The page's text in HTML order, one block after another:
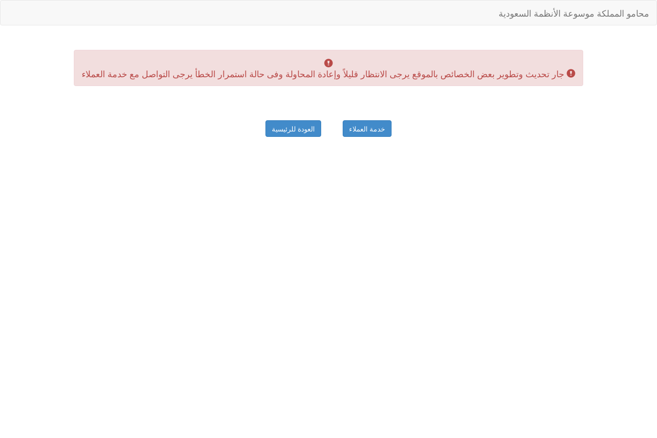
محامو المملكة موسوعة الأنظمة السعودية
جار تحديث وتطوير بعض الخصائص بالموقع يرجى الانتظار قليلاً وإعادة المحاولة وفى حالة استمرار الخطأ يرجى التواصل مع ‬خدمة العملاء
العودة للرئيسية خدمة العملاء